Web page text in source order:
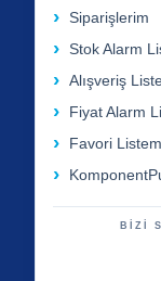
Siparişlerim
Stok Alarm
Alışveriş
Fiyat Alarm
Favori Listem
BİZİ